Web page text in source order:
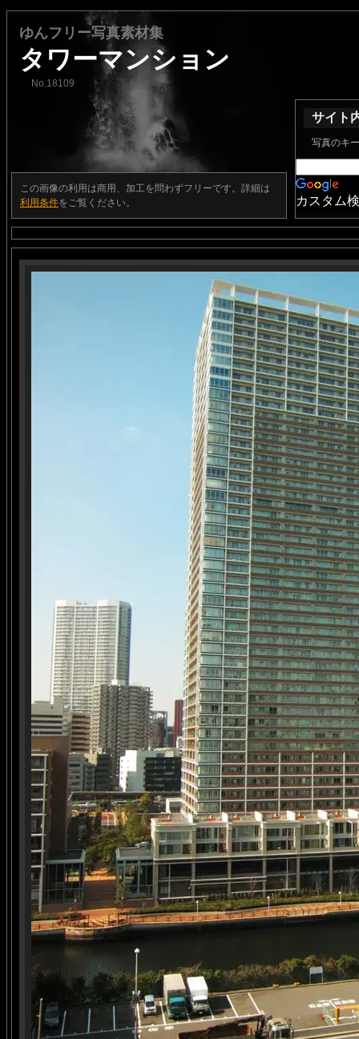
ゆんフリー写真素材集
タワーマンション
No.18109
この画像の利用は商用、加工を問わずフリーです。詳細は
利用条件をご覧ください。
サイト
写真のキ
カスタム